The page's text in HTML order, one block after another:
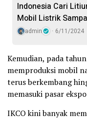
Indonesia Cari
Mobil Listrik
admin 6/11/2024
Kemudian, pada
memproduksi mobil
terus berkembang
memasuki pasar
IKCO kini banyak